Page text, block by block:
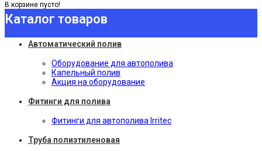
В корзине пусто!
Каталог товаров
Автоматический полив
Оборудование для автополива
Капельный полив
Акция на оборудование
Фитинги для полива
Фитинги для автополива Irritec
Труба полиэтиленовая